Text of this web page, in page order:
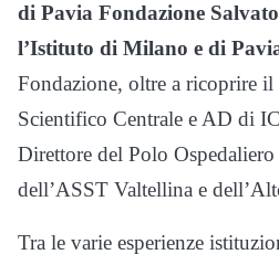
di Pavia Fondazione
l’Istituto di Milano e di
Fondazione, oltre a ricoprire
Scientifico Centrale e AD di
Direttore del Polo
dell’ASST Valtellina e
Tra le varie esperienze